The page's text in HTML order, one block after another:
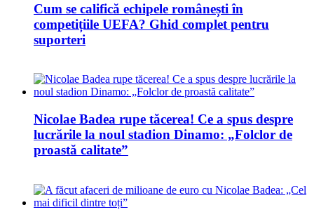
Cum se califică echipele românești în
competițiile UEFA? Ghid complet pentru
suporteri
Nicolae Badea rupe tăcerea! Ce a spus despre
lucrările la noul stadion Dinamo: „Folclor de
proastă calitate”